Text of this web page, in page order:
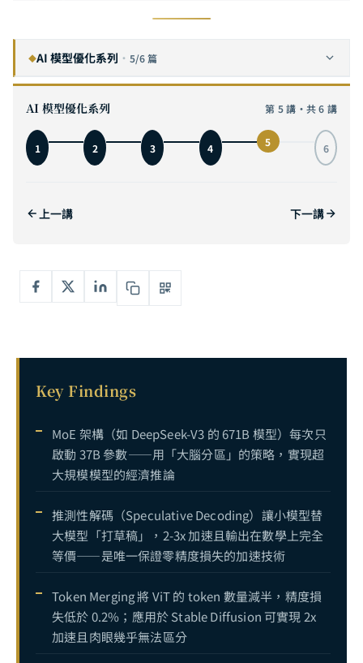
◆AI 模型優化系列 · 5/6 篇
2
模型量化（Quantization）完全指南：用 4 個位元裝下 70B 模型，從 INT8 到 GGUF 的實戰解析
5 動態計算（Dynamic Computation）完全指南：從 MoE 混合專家到 Speculative Decoding，讓 AI 按需分配算力 目前
AI 模型優化系列 第 5 講・共 6 講
1 2 3 4 5 6
上一講 下一講
Key Findings
MoE 架構（如 DeepSeek-V3 的 671B 模型）每次只
啟動 37B 參數——用「大腦分區」的策略，實現超
大規模模型的經濟推論
推測性解碼（Speculative Decoding）讓小模型替
大模型「打草稿」，2-3x 加速且輸出在數學上完全
等價——是唯一保證零精度損失的加速技術
Token Merging 將 ViT 的 token 數量減半，精度損
失低於 0.2%；應用於 Stable Diffusion 可實現 2x
加速且肉眼幾乎無法區分